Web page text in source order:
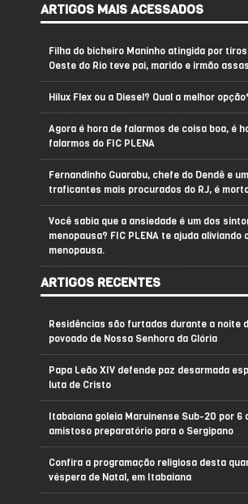
ARTIGOS MAIS ACESSADOS
Filha do bicheiro Maninho atingida por
Oeste do Rio teve pai, marido e irmão
Hilux Flex ou a Diesel? Qual a melhor
Agora é hora de falarmos de coisa boa, é
falarmos do FIC PLENA
Fernandinho Guarabu, chefe do Dendê e
traficantes mais procurados do RJ, é
Você sabia que a ansiedade é um dos
menopausa? FIC PLENA te ajuda aliviando
menopausa.
ARTIGOS RECENTES
Residências são furtadas durante a noite
povoado de Nossa Senhora da Glória
Papa Leão XIV defende paz desarmada
luta de Cristo
Itabaiana goleia Maruinense Sub-20 por 6
amistoso preparatório para o Sergipano
Confira a programação religiosa desta
véspera de Natal, em Itabaiana